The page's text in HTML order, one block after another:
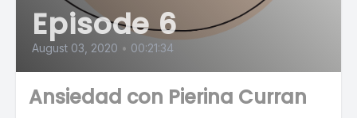
Episode 6
August 03, 2020 • 00:21:34
Ansiedad con Pierina Curran